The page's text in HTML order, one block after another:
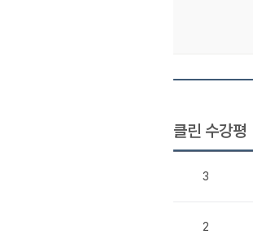
클린 수강평
3
2